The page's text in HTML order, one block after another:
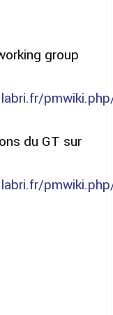
group
du GT sur